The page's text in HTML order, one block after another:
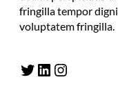
fringilla tempor
voluptatem fringilla.
Twitter LinkedIn Instagram